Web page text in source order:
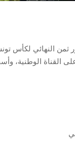
ثمن النهائي لكأس
القناة الوطنية،